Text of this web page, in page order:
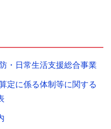
・日常生活支援総合事業
定に係る体制等に関する